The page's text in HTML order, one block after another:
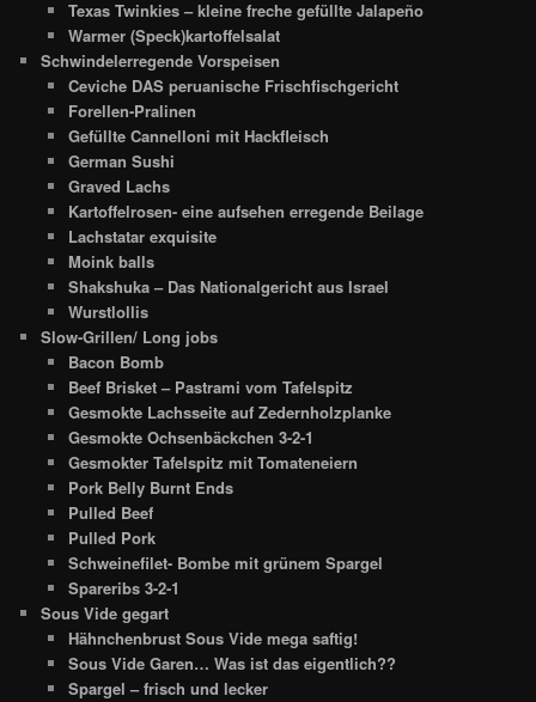
Texas Twinkies – kleine freche gefüllte Jalapeño
Warmer (Speck)kartoffelsalat
Schwindelerregende Vorspeisen
Ceviche DAS peruanische Frischfischgericht
Forellen-Pralinen
Gefüllte Cannelloni mit Hackfleisch
German Sushi
Graved Lachs
Kartoffelrosen- eine aufsehen erregende Beilage
Lachstatar exquisite
Moink balls
Shakshuka – Das Nationalgericht aus Israel
Wurstlollis
Slow-Grillen/ Long jobs
Bacon Bomb
Beef Brisket – Pastrami vom Tafelspitz
Gesmokte Lachsseite auf Zedernholzplanke
Gesmokte Ochsenbäckchen 3-2-1
Gesmokter Tafelspitz mit Tomateneiern
Pork Belly Burnt Ends
Pulled Beef
Pulled Pork
Schweinefilet- Bombe mit grünem Spargel
Spareribs 3-2-1
Sous Vide gegart
Hähnchenbrust Sous Vide mega saftig!
Sous Vide Garen… Was ist das eigentlich??
Spargel – frisch und lecker